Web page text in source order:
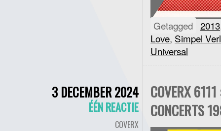
Getagged 2013
Love, Simpel
Universal
3 DECEMBER 2024
ÉÉN REACTIE
COVERX
COVERX
CONCERTS